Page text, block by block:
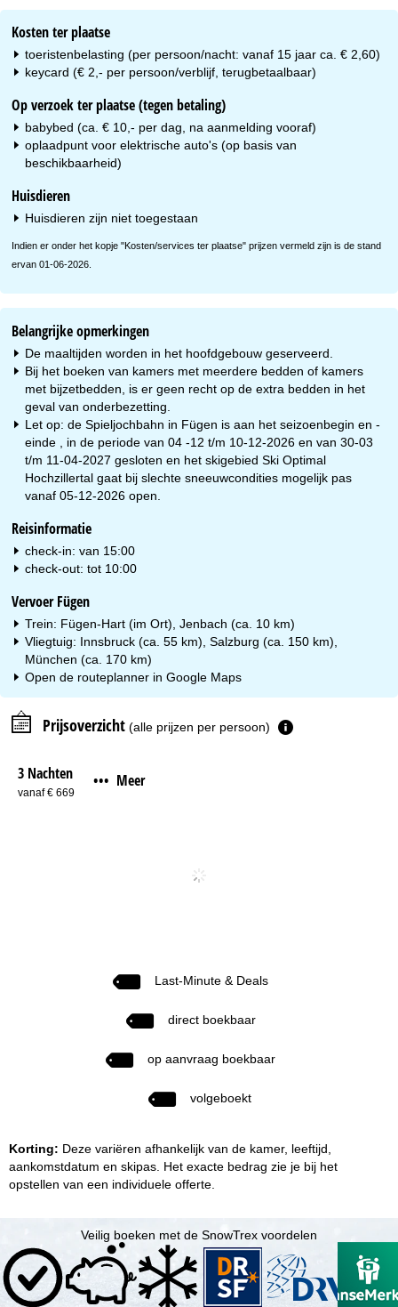
Kosten ter plaatse
toeristenbelasting (per persoon/nacht: vanaf 15 jaar ca. € 2,60)
keycard (€ 2,- per persoon/verblijf, terugbetaalbaar)
Op verzoek ter plaatse (tegen betaling)
babybed (ca. € 10,- per dag, na aanmelding vooraf)
oplaadpunt voor elektrische auto's (op basis van
beschikbaarheid)
Huisdieren
Huisdieren zijn niet toegestaan
Indien er onder het kopje "Kosten/services ter plaatse" prijzen vermeld zijn is de stand
ervan 01-06-2026.
Belangrijke opmerkingen
De maaltijden worden in het hoofdgebouw geserveerd.
Bij het boeken van kamers met meerdere bedden of kamers
met bijzetbedden, is er geen recht op de extra bedden in het
geval van onderbezetting.
Let op: de Spieljochbahn in Fügen is aan het seizoenbegin en -
einde , in de periode van 04 -12 t/m 10-12-2026 en van 30-03
t/m 11-04-2027 gesloten en het skigebied Ski Optimal
Hochzillertal gaat bij slechte sneeuwcondities mogelijk pas
vanaf 05-12-2026 open.
Reisinformatie
check-in: van 15:00
check-out: tot 10:00
Vervoer Fügen
Trein: Fügen-Hart (im Ort), Jenbach (ca. 10 km)
Vliegtuig: Innsbruck (ca. 55 km), Salzburg (ca. 150 km),
München (ca. 170 km)
Open de routeplanner inGoogle Maps
Prijsoverzicht (alle prijzen per persoon)
3 Nachten
vanaf € 669
••• Meer
Last-Minute & Deals
direct boekbaar
op aanvraag boekbaar
volgeboekt
Korting: Deze variëren afhankelijk van de kamer, leeftijd,
aankomstdatum en skipas. Het exacte bedrag zie je bij het
opstellen van een individuele offerte.
Veilig boeken met de SnowTrex voordelen